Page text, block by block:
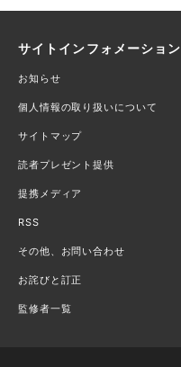
サイトインフォメーション
お知らせ
個人情報の取り扱いについて
サイトマップ
読者プレゼント提供
提携メディア
RSS
その他、お問い合わせ
お詫びと訂正
監修者一覧